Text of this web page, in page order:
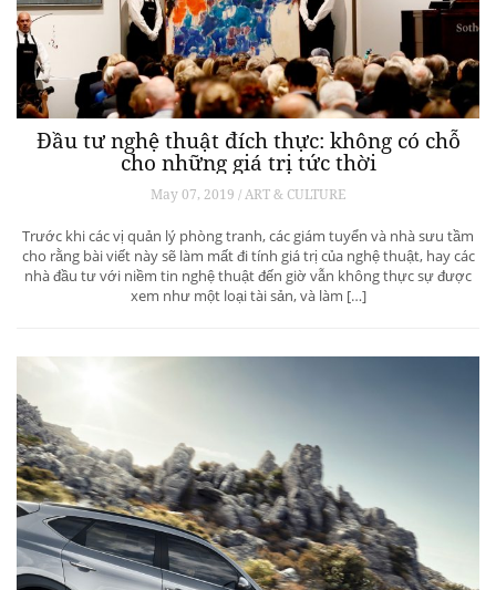
Đầu tư nghệ thuật đích thực: không có chỗ
cho những giá trị tức thời
May 07, 2019 / ART & CULTURE
Trước khi các vị quản lý phòng tranh, các giám tuyển và nhà sưu tầm
cho rằng bài viết này sẽ làm mất đi tính giá trị của nghệ thuật, hay các
nhà đầu tư với niềm tin nghệ thuật đến giờ vẫn không thực sự được
xem như một loại tài sản, và làm […]